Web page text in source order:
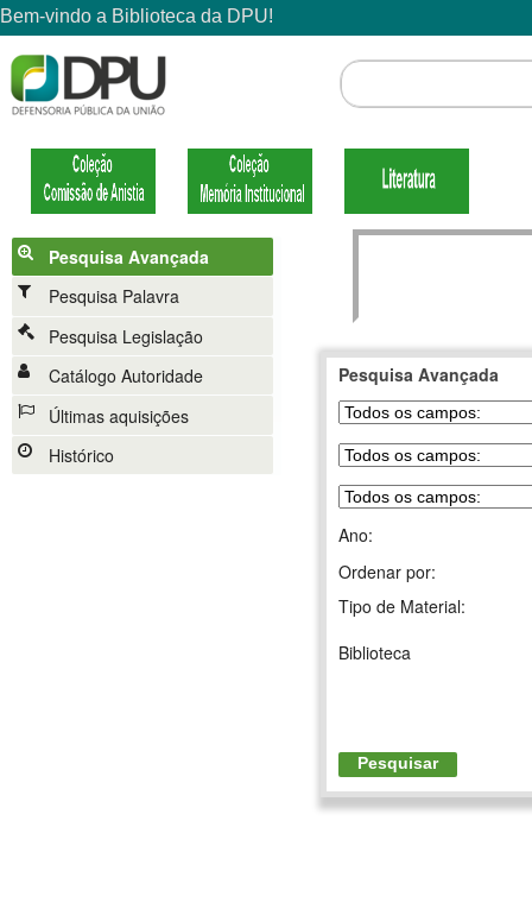
Pesquisa Avançada
Pesquisa Palavra
Pesquisa Legislação
Catálogo Autoridade
Últimas aquisições
Histórico
Pesquisa Avançada
Ano:
Ordenar por:
Tipo de Material:
Biblioteca
Pesquisar